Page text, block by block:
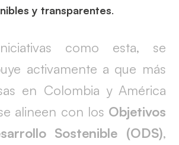
y transparentes.
como esta, se
activamente a que más
en Colombia y América
alineen con los Objetivos
Sostenible (ODS),